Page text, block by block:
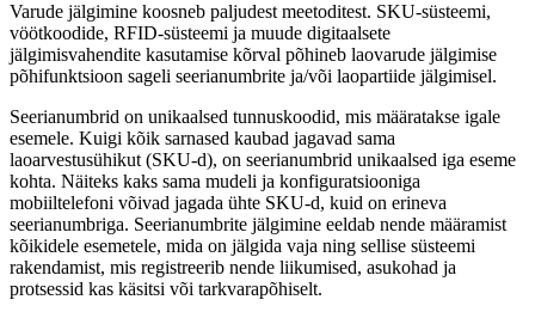
Varude jälgimine koosneb paljudest meetoditest. SKU-süsteemi,
vöötkoodide, RFID-süsteemi ja muude digitaalsete
jälgimisvahendite kasutamise kõrval põhineb laovarude jälgimise
põhifunktsioon sageli seerianumbrite ja/või laopartiide jälgimisel.
Seerianumbrid on unikaalsed tunnuskoodid, mis määratakse igale
esemele. Kuigi kõik sarnased kaubad jagavad sama
laoarvestusühikut (SKU-d), on seerianumbrid unikaalsed iga eseme
kohta. Näiteks kaks sama mudeli ja konfiguratsiooniga
mobiiltelefoni võivad jagada ühte SKU-d, kuid on erineva
seerianumbriga. Seerianumbrite jälgimine eeldab nende määramist
kõikidele esemetele, mida on jälgida vaja ning sellise süsteemi
rakendamist, mis registreerib nende liikumised, asukohad ja
protsessid kas käsitsi või tarkvarapõhiselt.